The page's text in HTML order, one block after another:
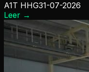
A1T HHG31-07-2026
Leer →